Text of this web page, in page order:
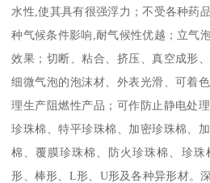
水性,使其具有很强浮力；不受各种药
种气候条件影响,耐气候性优越；立气
效果；切断、粘合、挤压、真空成形
细微气泡的泡沫材、外表光滑、可着
理生产阻燃性产品；可作防止静电处
珍珠棉、特平珍珠棉、加密珍珠棉、
棉、覆膜珍珠棉、防火珍珠棉、珍
形、棒形、L形、U形及各种异形材。